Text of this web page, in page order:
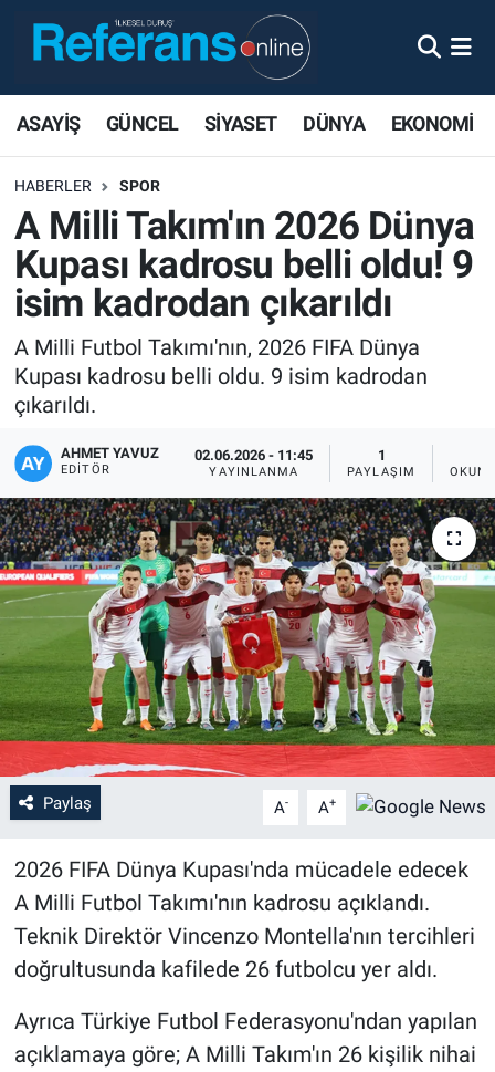
ASAYİŞ GÜNCEL SİYASET DÜNYA EKONOMİ
HABERLER SPOR
A Milli Takım'ın 2026 Dünya
Kupası kadrosu belli oldu! 9
isim kadrodan çıkarıldı
A Milli Futbol Takımı'nın, 2026 FIFA Dünya
Kupası kadrosu belli oldu. 9 isim kadrodan
çıkarıldı.
AHMET YAVUZ
EDITÖR
02.06.2026 - 11:45
YAYINLANMA
1
PAYLAŞIM
Paylaş A- A+
2026 FIFA Dünya Kupası'nda mücadele edecek
A Milli Futbol Takımı'nın kadrosu açıklandı.
Teknik Direktör Vincenzo Montella'nın tercihleri
doğrultusunda kafilede 26 futbolcu yer aldı.
Ayrıca Türkiye Futbol Federasyonu'ndan yapılan
açıklamaya göre; A Milli Takım'ın 26 kişilik nihai